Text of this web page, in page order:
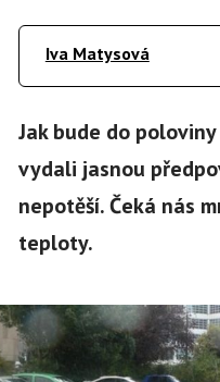
Iva Matysová
Jak bude do
vydali jasnou
nepotěší. Čeká nás
teploty.